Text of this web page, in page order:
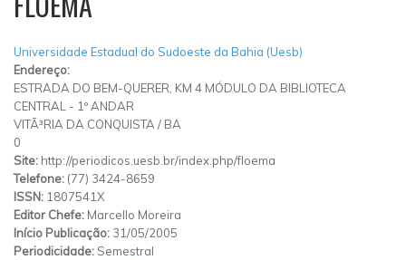
Universidade Estadual do Sudoeste da Bahia (Uesb)
Endereço:
ESTRADA DO BEM-QUERER, KM 4 MÓDULO DA BIBLIOTECA
CENTRAL - 1º ANDAR
VITÃ³RIA DA CONQUISTA / BA
0
Site: http://periodicos.uesb.br/index.php/floema
Telefone: (77) 3424-8659
ISSN: 1807541X
Editor Chefe: Marcello Moreira
Início Publicação: 31/05/2005
Periodicidade: Semestral